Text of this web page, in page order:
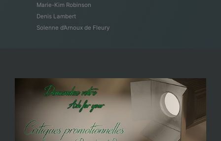
Marie-Kim Robinson
Denis Lambert
Solenne d’Arnoux de Fleury